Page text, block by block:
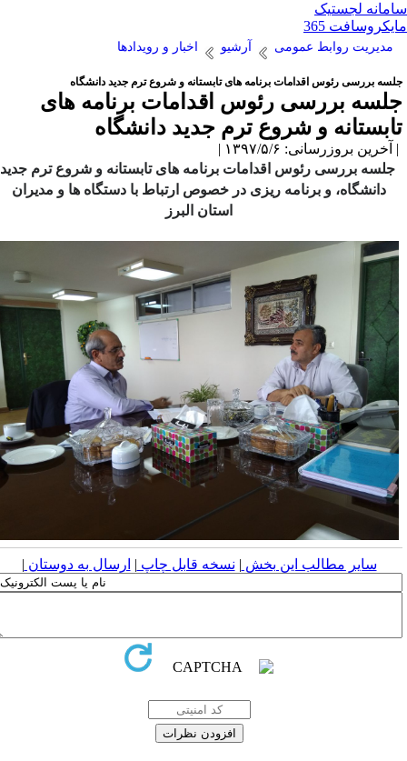
لجستیک
365
مدیریت روابط عمومی آرشیو اخبار و رویدادها
بررسی رئوس اقدامات برنامه های تابستانه و شروع ترم جدید دانشگاه
بررسی رئوس اقدامات برنامه های
و شروع ترم جدید دانشگاه
بروزرسانی: ۱۳۹۷/۵/۶ |
جلسه بررسی رئوس اقدامات برنامه های تابستانه و شروع ترم جدید
دانشگاه، و برنامه ریزی در خصوص ارتباط با دستگاه ها و مدیران
استان البرز
سایر مطالب این بخش | نسخه قابل چاپ| ارسال به دوستان|